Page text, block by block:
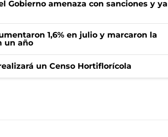
Gobierno amenaza con sanciones y ya
1,6% en julio y marcaron la
un año
un Censo Hortiflorícola